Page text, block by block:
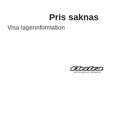
Pris saknas
Visa lagerinformation